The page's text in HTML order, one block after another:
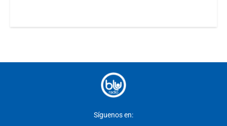
Síguenos en: